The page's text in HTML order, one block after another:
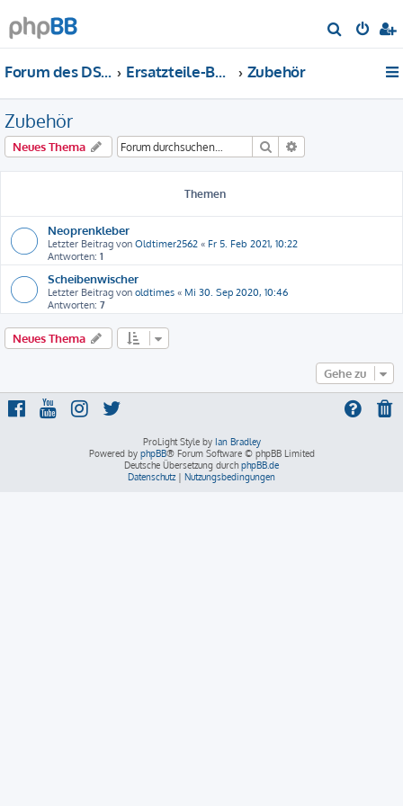
u
Forum des DS-Club Deutschland e.V. Ersatzteile-Bewertung Zubehör
Zubehör
Neues Thema Suche
Themen
Neoprenkleber
Letzter Beitrag von Oldtimer2562 « Fr 5. Feb 2021, 10:22
Antworten: 1
Scheibenwischer
Letzter Beitrag von oldtimes « Mi 30. Sep 2020, 10:46
Antworten: 7
Neues Thema
Gehe zu
ProLight Style by Ian Bradley
Powered by phpBB® Forum Software © phpBB Limited
Deutsche Übersetzung durch phpBB.de
Datenschutz | Nutzungsbedingungen